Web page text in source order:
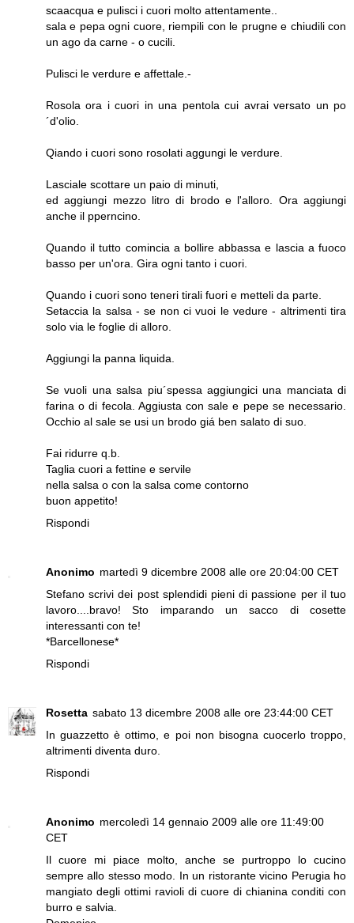
scaacqua e pulisci i cuori molto attentamente..
sala e pepa ogni cuore, riempili con le prugne e chiudili con
un ago da carne - o cucili.
Pulisci le verdure e affettale.-
Rosola ora i cuori in una pentola cui avrai versato un po
´d'olio.
Qiando i cuori sono rosolati aggungi le verdure.
Lasciale scottare un paio di minuti,
ed aggiungi mezzo litro di brodo e l'alloro. Ora aggiungi
anche il pperncino.
Quando il tutto comincia a bollire abbassa e lascia a fuoco
basso per un'ora. Gira ogni tanto i cuori.
Quando i cuori sono teneri tirali fuori e metteli da parte.
Setaccia la salsa - se non ci vuoi le vedure - altrimenti tira
solo via le foglie di alloro.
Aggiungi la panna liquida.
Se vuoli una salsa piu´spessa aggiungici una manciata di
farina o di fecola. Aggiusta con sale e pepe se necessario.
Occhio al sale se usi un brodo giá ben salato di suo.
Fai ridurre q.b.
Taglia cuori a fettine e servile
nella salsa o con la salsa come contorno
buon appetito!
Rispondi
Anonimo martedì 9 dicembre 2008 alle ore 20:04:00 CET
Stefano scrivi dei post splendidi pieni di passione per il tuo
lavoro....bravo! Sto imparando un sacco di cosette
interessanti con te!
*Barcellonese*
Rispondi
Rosetta sabato 13 dicembre 2008 alle ore 23:44:00 CET
In guazzetto è ottimo, e poi non bisogna cuocerlo troppo,
altrimenti diventa duro.
Rispondi
Anonimo mercoledì 14 gennaio 2009 alle ore 11:49:00
CET
Il cuore mi piace molto, anche se purtroppo lo cucino
sempre allo stesso modo. In un ristorante vicino Perugia ho
mangiato degli ottimi ravioli di cuore di chianina conditi con
burro e salvia.